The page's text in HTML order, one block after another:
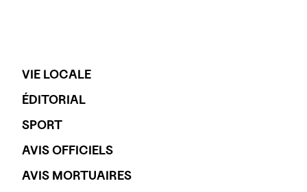
VIE LOCALE
ÉDITORIAL
SPORT
AVIS OFFICIELS
AVIS MORTUAIRES